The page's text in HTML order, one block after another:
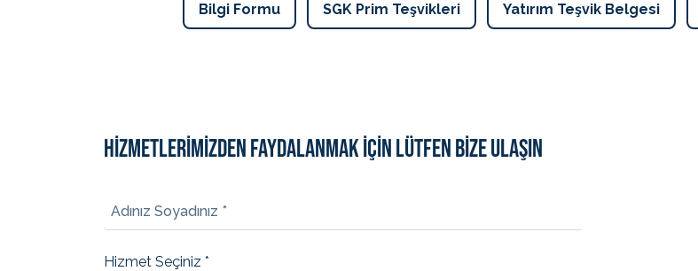
Bilgi Formu SGK Prim Teşvikleri Yatırım Teşvik Belgesi
HİZMETLERİMİZDEN FAYDALANMAK İÇİN LÜTFEN BİZE ULAŞIN
Adınız Soyadınız *
Hizmet Seçiniz *